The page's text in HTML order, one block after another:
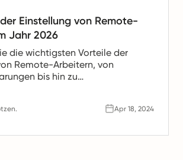
Einstellung von Remote-
Jahr 2026
die wichtigsten Vorteile der
Remote-Arbeitern, von
bis hin zu
die Zukunft der Arbeit sind.
Apr 18, 2024